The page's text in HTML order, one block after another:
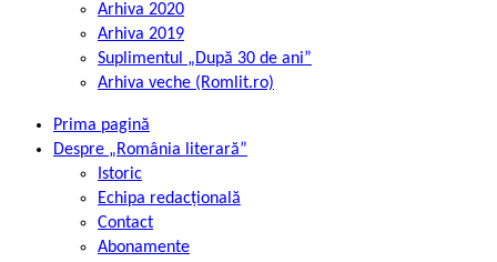
Arhiva 2020
Arhiva 2019
Suplimentul „După 30 de ani”
Arhiva veche (Romlit.ro)
Prima pagină
Despre „România literară”
Istoric
Echipa redacțională
Contact
Abonamente